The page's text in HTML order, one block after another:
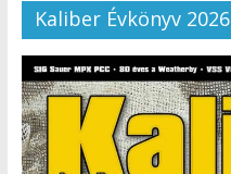
Kaliber Évkönyv 2026